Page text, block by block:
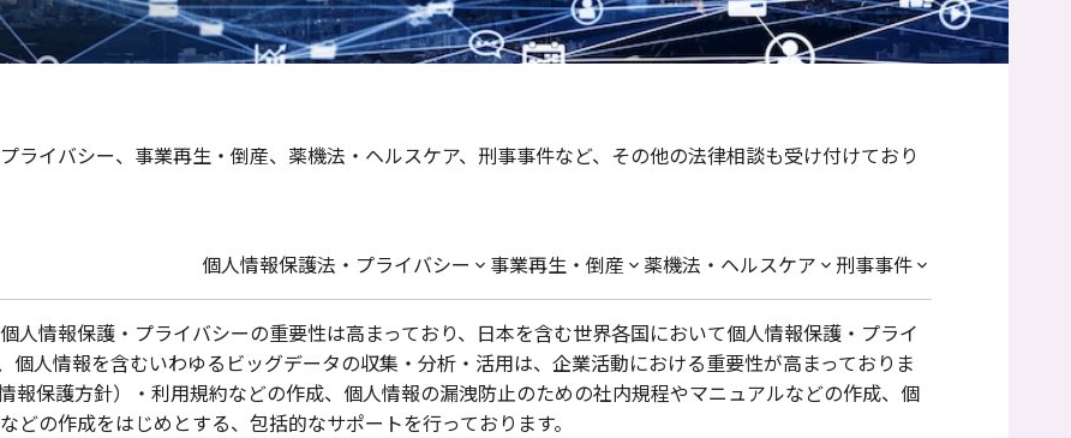
ライバシー、事業再生・倒産、薬機法・ヘルスケア、刑事事件など、その他の法律相談も受け付けており
個人情報保護法・プライバシー
事業再生・倒産 薬機法・ヘルスケア 刑事事件
人情報保護・プライバシーの重要性は高まっており、日本を含む世界各国において個人情報保護・プライ
個人情報を含むいわゆるビッグデータの収集・分析・活用は、企業活動における重要性が高まっておりま
報保護方針）・利用規約などの作成、個人情報の漏洩防止のための社内規程やマニュアルなどの作成、個
の作成をはじめとする、包括的なサポートを行っております。